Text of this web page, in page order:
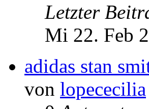
Letzter
Mi 22. Feb
adidas stan
von lopececilia